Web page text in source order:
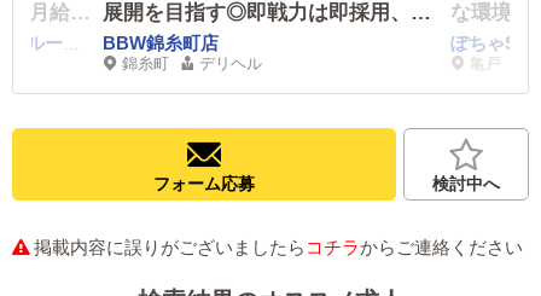
▶月給
週1休
月収
E+GROUP錦糸町（イープラスグループ）
展開を目指す◎即戦力は即採用、未
経験者も大歓迎！社員のワークライ
フバランス重視。あなたのお力が必
要です！
BBW錦糸町店
錦糸町 デリヘル
な環境・
チャレン
ぽちゃ
亀戸
フォーム応募 検討中へ
掲載内容に誤りがございましたら コチラからご連絡ください